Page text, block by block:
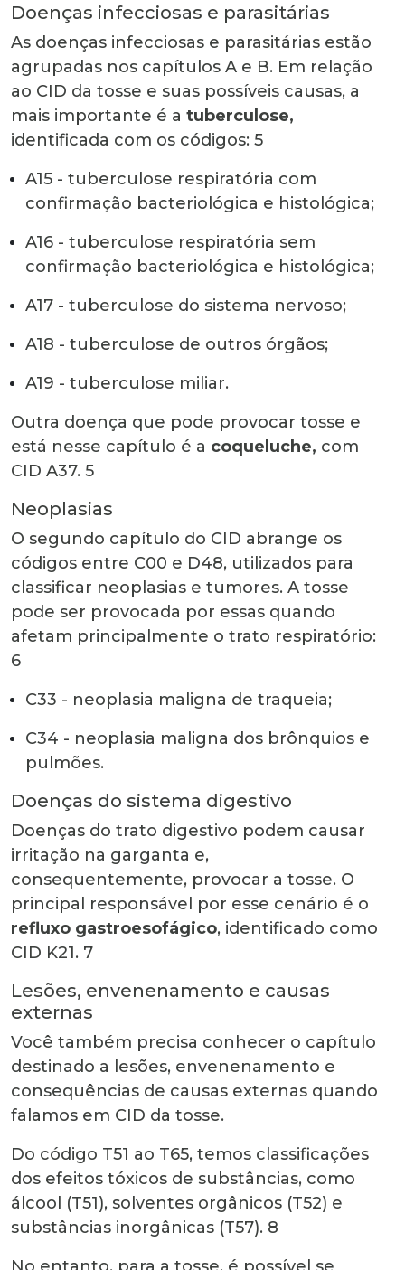
Doenças infecciosas e parasitárias
As doenças infecciosas e parasitárias estão
agrupadas nos capítulos A e B. Em relação
ao CID da tosse e suas possíveis causas, a
mais importante é a tuberculose,
identificada com os códigos: 5
A15 - tuberculose respiratória com
confirmação bacteriológica e histológica;
A16 - tuberculose respiratória sem
confirmação bacteriológica e histológica;
A17 - tuberculose do sistema nervoso;
A18 - tuberculose de outros órgãos;
A19 - tuberculose miliar.
Outra doença que pode provocar tosse e
está nesse capítulo é a coqueluche, com
CID A37. 5
Neoplasias
O segundo capítulo do CID abrange os
códigos entre C00 e D48, utilizados para
classificar neoplasias e tumores. A tosse
pode ser provocada por essas quando
afetam principalmente o trato respiratório:
6
C33 - neoplasia maligna de traqueia;
C34 - neoplasia maligna dos brônquios e
pulmões.
Doenças do sistema digestivo
Doenças do trato digestivo podem causar
irritação na garganta e,
consequentemente, provocar a tosse. O
principal responsável por esse cenário é o
refluxo gastroesofágico, identificado como
CID K21. 7
Lesões, envenenamento e causas
externas
Você também precisa conhecer o capítulo
destinado a lesões, envenenamento e
consequências de causas externas quando
falamos em CID da tosse.
Do código T51 ao T65, temos classificações
dos efeitos tóxicos de substâncias, como
álcool (T51), solventes orgânicos (T52) e
substâncias inorgânicas (T57). 8
No entanto, para a tosse, é possível se